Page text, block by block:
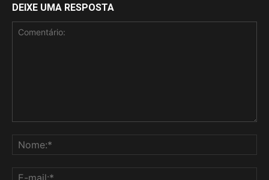
DEIXE UMA RESPOSTA